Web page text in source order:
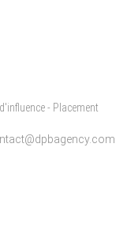
- Placement